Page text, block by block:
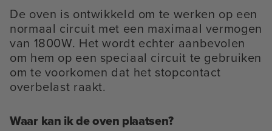
De oven is ontwikkeld om te werken op een
normaal circuit met een maximaal vermogen
van 1800W. Het wordt echter aanbevolen
om hem op een speciaal circuit te gebruiken
om te voorkomen dat het stopcontact
overbelast raakt.
Waar kan ik de oven plaatsen?